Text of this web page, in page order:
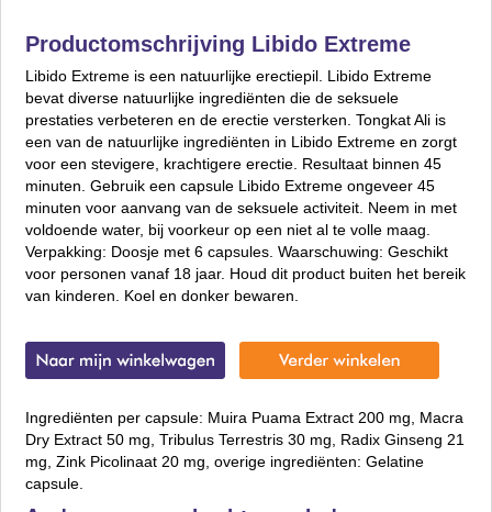
Productomschrijving Libido Extreme
Libido Extreme is een natuurlijke erectiepil. Libido Extreme
bevat diverse natuurlijke ingrediënten die de seksuele
prestaties verbeteren en de erectie versterken. Tongkat Ali is
een van de natuurlijke ingrediënten in Libido Extreme en zorgt
voor een stevigere, krachtigere erectie. Resultaat binnen 45
minuten. Gebruik een capsule Libido Extreme ongeveer 45
minuten voor aanvang van de seksuele activiteit. Neem in met
voldoende water, bij voorkeur op een niet al te volle maag.
Verpakking: Doosje met 6 capsules. Waarschuwing: Geschikt
voor personen vanaf 18 jaar. Houd dit product buiten het bereik
van kinderen. Koel en donker bewaren.
Ingrediënten per capsule: Muira Puama Extract 200 mg, Macra
Dry Extract 50 mg, Tribulus Terrestris 30 mg, Radix Ginseng 21
mg, Zink Picolinaat 20 mg, overige ingrediënten: Gelatine
capsule.